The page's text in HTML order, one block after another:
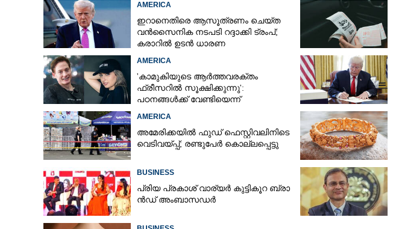
AMERICA
ഇറാനെതിരെ ആസൂത്രണം ചെയ്‌ത
വൻസൈനിക നടപടി റദ്ദാക്കി ട്രംപ്;
കരാറിൽ ഉടൻ ധാരണ
AMERICA
'കാമുകിയുടെ ആർത്തവരക്തം
ഫ്രീസറിൽ സൂക്ഷിക്കുന്നു':
പഠനങ്ങൾക്ക് വേണ്ടിയെന്ന്
AMERICA
അമേരിക്കയിൽ ഫുഡ് ഫെസ്റ്റിവലിനിടെ
വെടിവയ്‌പ്പ്; രണ്ടുപേർ കൊല്ലപ്പെട്ടു
BUSINESS
പ്രി​യ​ ​പ്ര​കാ​ശ് ​വാ​ര്യർ കു​ട്ടി​കൂ​റ​ ​ ബ്രാ​
ൻ​ഡ് ​അം​ബാ​സ​ഡ​ർ